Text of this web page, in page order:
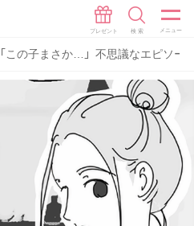
「この子まさか…」不思議なエピソ